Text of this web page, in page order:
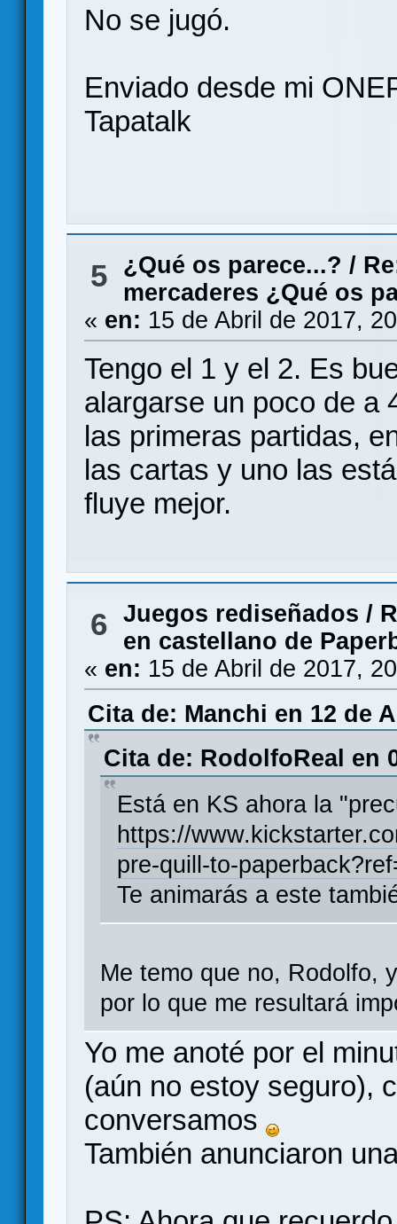
No se jugó.
Enviado desde mi
Tapatalk
5 ¿Qué os parece...? /
mercaderes ¿Qué os
« en: 15 de Abril de 2017,
Tengo el 1 y el 2. Es
alargarse un poco de a
las primeras partidas,
las cartas y uno las
fluye mejor.
6 Juegos rediseñados /
en castellano de
« en: 15 de Abril de 2017,
Cita de: Manchi en 12 de
Cita de: RodolfoReal en
Está en KS ahora la
https://
pre-quill-to-
Te animarás a este
Me temo que no, Rodolfo,
por lo que me resultará
Yo me anoté por el
(aún no estoy seguro),
conversamos
También anunciaron